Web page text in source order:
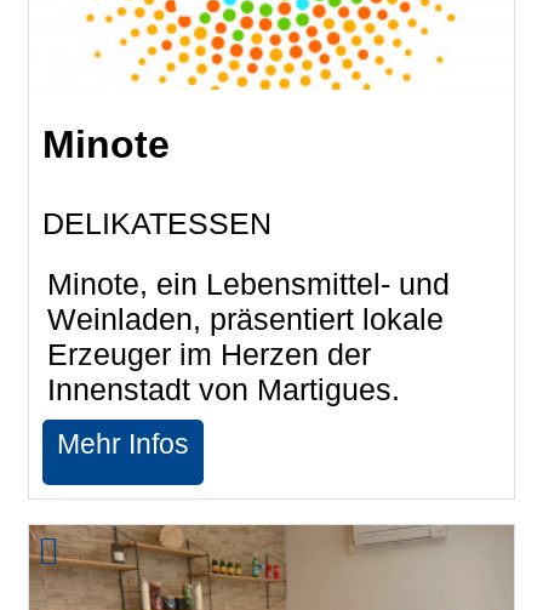
Minote
DELIKATESSEN
Minote, ein Lebensmittel- und
Weinladen, präsentiert lokale
Erzeuger im Herzen der
Innenstadt von Martigues.
Mehr Infos